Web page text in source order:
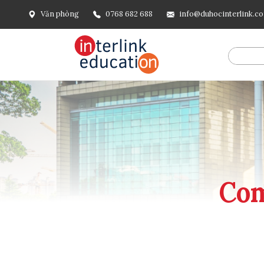
Văn phòng 0768 682 688
@include('frontend.layouts.schema-org', [ 'type' =>
url('/'), ], [ '@type' => 'ListItem', 'position' => 2, 'name' =>
=> url()->current(), ], ], ], ])